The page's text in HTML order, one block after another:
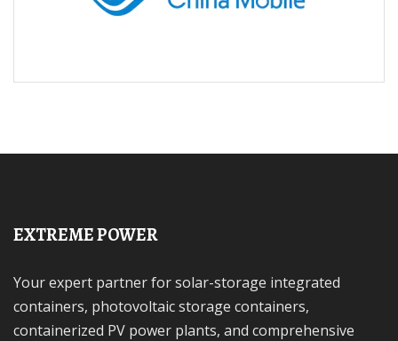
EXTREME POWER
Your expert partner for solar-storage integrated
containers, photovoltaic storage containers,
containerized PV power plants, and comprehensive